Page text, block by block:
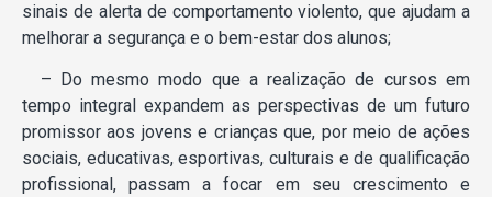
sinais de alerta de comportamento violento, que ajudam a
melhorar a segurança e o bem-estar dos alunos;
– Do mesmo modo que a realização de cursos em
tempo integral expandem as perspectivas de um futuro
promissor aos jovens e crianças que, por meio de ações
sociais, educativas, esportivas, culturais e de qualificação
profissional, passam a focar em seu crescimento e